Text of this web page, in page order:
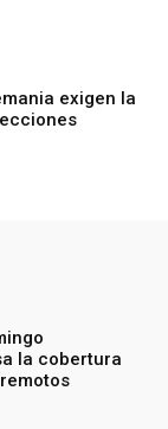
exigen la
la cobertura